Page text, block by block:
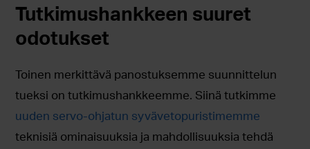
Tutkimushankkeen suuret
odotukset
Toinen merkittävä panostuksemme suunnittelun
tueksi on tutkimushankkeemme. Siinä tutkimme
uuden servo-ohjatun syvävetopuristimemme
teknisiä ominaisuuksia ja mahdollisuuksia tehdä